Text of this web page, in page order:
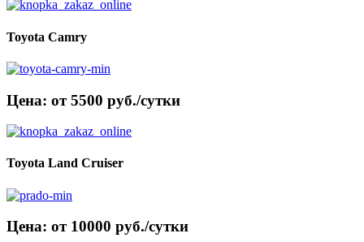
Toyota Camry
Цена: от 5500 руб./сутки
Toyota Land Cruiser
Цена: от 10000 руб./сутки